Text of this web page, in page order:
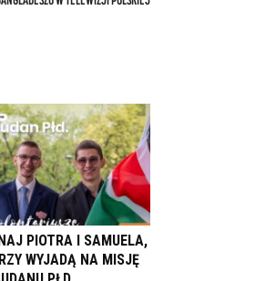
PIOTRA I SAMUELA,
WYJADĄ NA MISJĘ